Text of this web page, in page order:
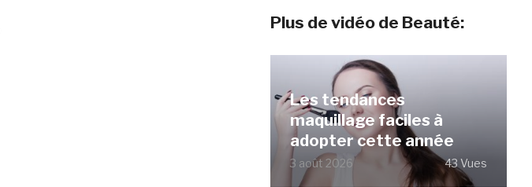
Plus de vidéo de Beauté:
Les tendances
maquillage faciles à
adopter cette année
3 août 2026 43 Vues